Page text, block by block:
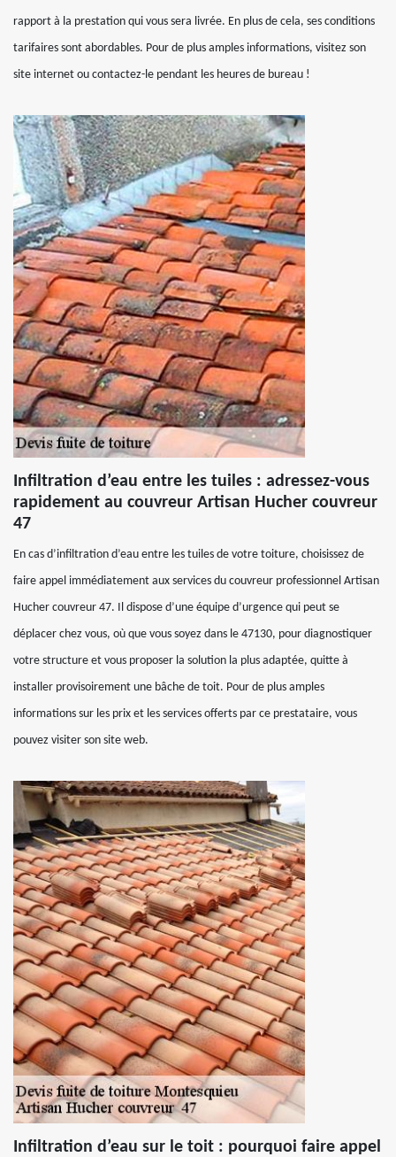
rapport à la prestation qui vous sera livrée. En plus de cela, ses conditions
tarifaires sont abordables. Pour de plus amples informations, visitez son
site internet ou contactez-le pendant les heures de bureau !
Infiltration d’eau entre les tuiles : adressez-vous
rapidement au couvreur Artisan Hucher couvreur
47
En cas d’infiltration d’eau entre les tuiles de votre toiture, choisissez de
faire appel immédiatement aux services du couvreur professionnel Artisan
Hucher couvreur 47. Il dispose d’une équipe d’urgence qui peut se
déplacer chez vous, où que vous soyez dans le 47130, pour diagnostiquer
votre structure et vous proposer la solution la plus adaptée, quitte à
installer provisoirement une bâche de toit. Pour de plus amples
informations sur les prix et les services offerts par ce prestataire, vous
pouvez visiter son site web.
Infiltration d’eau sur le toit : pourquoi faire appel